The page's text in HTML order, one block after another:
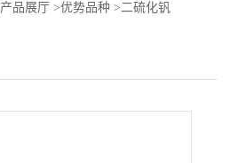
产品展厅 >优势品种 >二硫化钒